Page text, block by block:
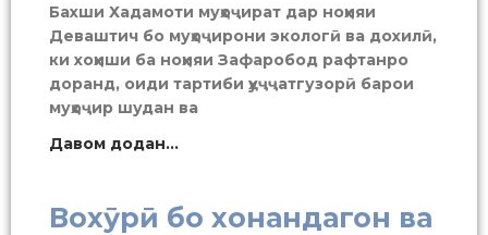
Бахши Хадамоти муҳоҷират дар ноҳияи
Деваштич бо муҳоҷирони экологӣ ва дохилӣ,
ки хоҳиши ба ноҳияи Зафаробод рафтанро
доранд, оиди тартиби ҳуҷҷатгузорӣ барои
муҳоҷир шудан ва
Давом додан...
Вохӯрӣ бо хонандагон ва